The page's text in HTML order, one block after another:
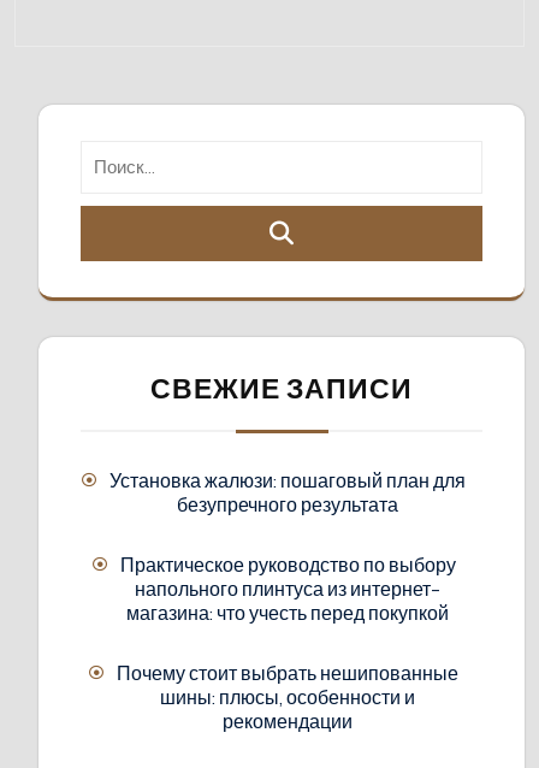
СВЕЖИЕ ЗАПИСИ
Установка жалюзи: пошаговый план для
безупречного результата
Практическое руководство по выбору
напольного плинтуса из интернет-
магазина: что учесть перед покупкой
Почему стоит выбрать нешипованные
шины: плюсы, особенности и
рекомендации